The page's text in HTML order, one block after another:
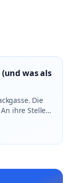
was als
Die
ihre Stelle